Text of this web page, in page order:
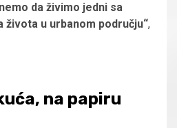
da živimo jedni sa
života u urbanom području“,
na papiru